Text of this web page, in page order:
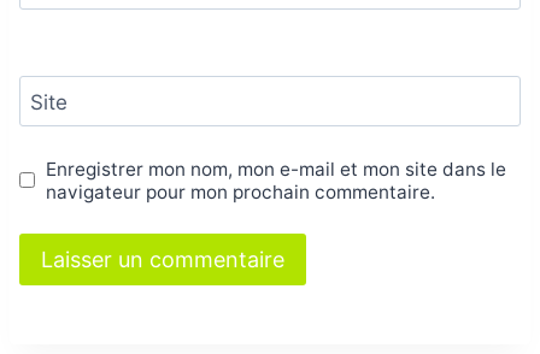
Site
Enregistrer mon nom, mon e-mail et mon site dans le
navigateur pour mon prochain commentaire.